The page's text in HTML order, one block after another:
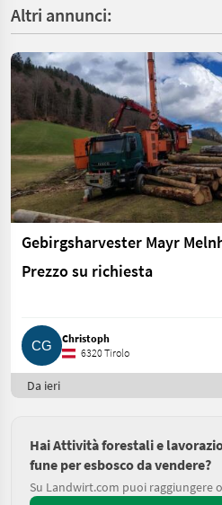
Altri annunci:
Prezzo su richiesta
Christoph
6320 Tirolo
Da ieri
Hai Attività forestali e
fune per esbosco da vendere?
Su Landwirt.com puoi raggiungere